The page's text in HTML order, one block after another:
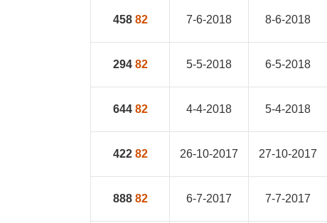
458 82 7-6-2018 8-6-2018
294 82 5-5-2018 6-5-2018
644 82 4-4-2018 5-4-2018
422 82 26-10-2017 27-10-2017
888 82 6-7-2017 7-7-2017